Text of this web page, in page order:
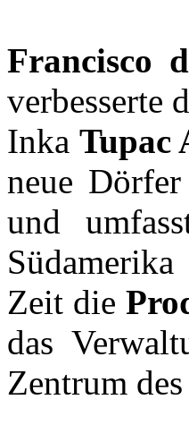
Francisco
verbesserte
Inka Tupac
neue
und
Zeit die
das
Zentrum